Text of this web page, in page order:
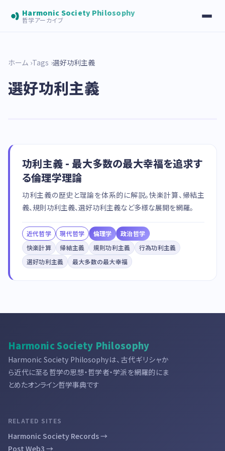
Harmonic Society Philosophy
哲学アーカイブ
ホーム Tags 選好功利主義
選好功利主義
功利主義 - 最大多数の最大幸福を追求す
る倫理学理論
功利主義の歴史と理論を体系的に解説。快楽計算、帰結主
義、規則功利主義、選好功利主義など多様な展開を網羅。
近代哲学 現代哲学 倫理学
政治哲学
快楽計算
帰結主義 規則功利主義
行為功利主義
選好功利主義
最大多数の最大幸福
Harmonic Society Philosophy
Harmonic Society Philosophyは、古代ギリシャか
ら近代に至る哲学の思想・哲学者・学派を網羅的にま
とめたオンライン哲学事典です
RELATED SITES
Harmonic Society Records →
Post Web3 →